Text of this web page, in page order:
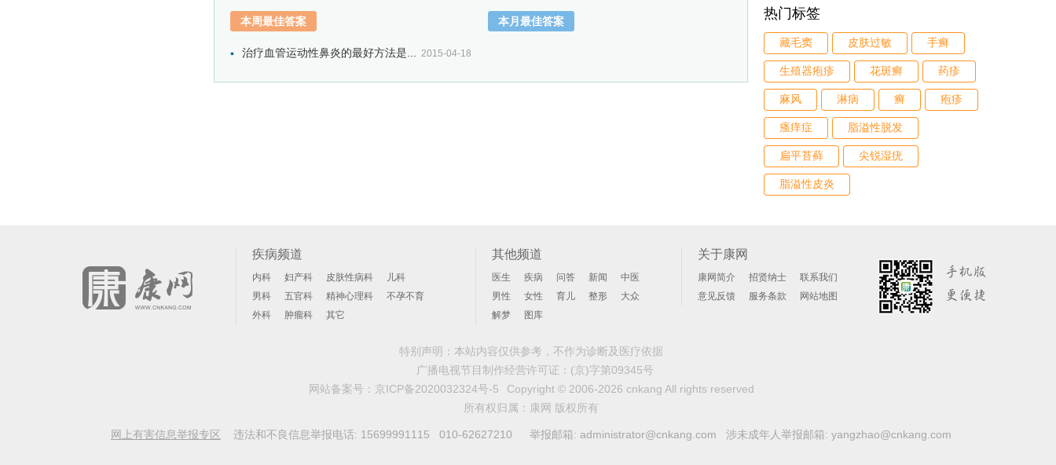
本周最佳答案
治疗血管运动性鼻炎的最好方法是... 2015-04-18
本月最佳答案 热门标签
藏毛窦 皮肤过敏 手癣
生殖器疱疹 花斑癣 药疹
麻风 淋病 癣 疱疹
瘙痒症 脂溢性脱发
扁平苔藓 尖锐湿疣
脂溢性皮炎
疾病频道
内科 妇产科 皮肤性病科
儿科
男科
五官科 精神心理科
不孕不育
外科
肿瘤科 其它
其他频道
医生 疾病 问答 新闻
中医
男性
女性 育儿 整形
大众
解梦
图库
关于康网
康网简介 招贤纳士
联系我们
意见反馈
服务条款 网站地图
特别声明：本站内容仅供参考，不作为诊断及医疗依据
广播电视节目制作经营许可证： (京)字第09345号
网站备案号： 京ICP备2020032324号-5
Copyright © 2006-2026 cnkang All rights reserved
所有权归属：康网 版权所有
网上有害信息举报专区 违法和不良信息举报电话: 15699991115 010-62627210 举报邮箱: administrator@cnkang.com 涉未成年人举报邮箱: yangzhao@cnkang.com